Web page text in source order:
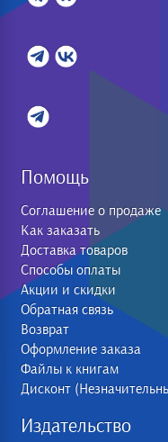
Помощь
Соглашение о продаже
Как заказать
Доставка товаров
Способы оплаты
Акции и скидки
Обратная связь
Возврат
Оформление заказа
Файлы к книгам
Дисконт
Издательство